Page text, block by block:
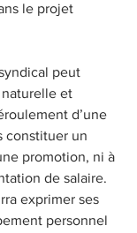
le projet
peut
et
d’une
constituer un
promotion, ni à
de salaire.
exprimer ses
personnel